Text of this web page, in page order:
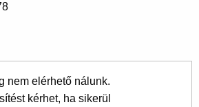
nem elérhető nálunk.
kérhet, ha sikerül